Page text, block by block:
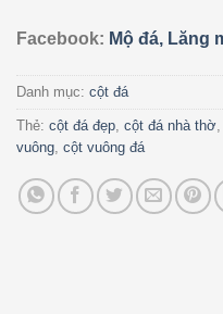
Facebook: Mộ đá, Lăng
Danh mục: cột đá
Thẻ: cột đá đẹp, cột đá nhà thờ,
vuông, cột vuông đá